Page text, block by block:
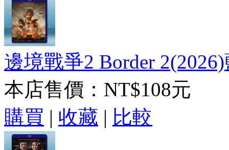
邊境戰爭2 Border
本店售價： NT$108元
購買 | 收藏 | 比較